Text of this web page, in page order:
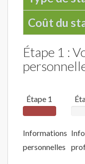
Coût du
Étape 1 :
Étape 1
Informations
personnelles